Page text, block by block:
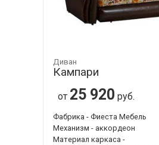
Диван
Кампари
от 25 920 руб.
Фабрика - Фиеста Мебель
Механизм - аккордеон
Материал каркаса -